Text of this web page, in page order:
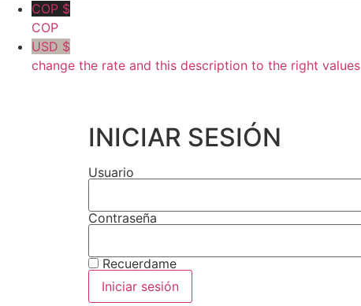
COP $
COP
USD $
change the rate and this description to the right values
INICIAR SESIÓN
Usuario
Contraseña
Recuerdame